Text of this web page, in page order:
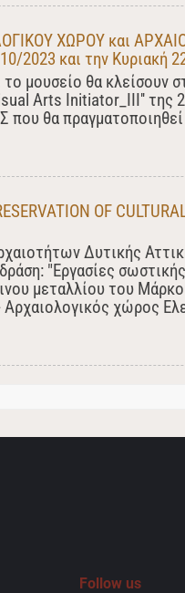
ΧΩΡΟΥ και
2023 και την Κυριακή
μουσείο θα κλείσουν
Arts Initiator_III'' της
θα πραγματοποιηθεί
OF
Δυτικής
"Εργασίες
μεταλλίου του
χώρος
Follow us